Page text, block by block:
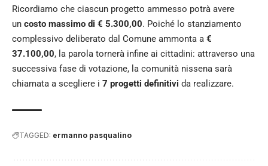
Ricordiamo che ciascun progetto ammesso potrà avere
un costo massimo di € 5.300,00. Poiché lo stanziamento
complessivo deliberato dal Comune ammonta a €
37.100,00, la parola tornerà infine ai cittadini: attraverso una
successiva fase di votazione, la comunità nissena sarà
chiamata a scegliere i 7 progetti definitivi da realizzare.
TAGGED: ermanno pasqualino